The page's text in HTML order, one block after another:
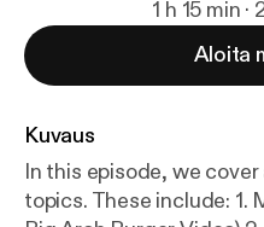
1 h 15 min
Aloita
Kuvaus
In this episode, we
topics. These include: 1. McDonald’s Disaster (CEO